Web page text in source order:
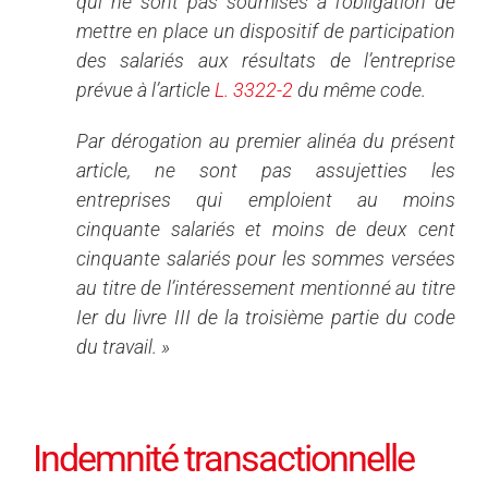
mettre en place un dispositif de participation
des salariés aux résultats de l’entreprise
prévue à l’article L. 3322-2 du même code.
Par dérogation au premier alinéa du présent
article, ne sont pas assujetties les
entreprises qui emploient au moins
cinquante salariés et moins de deux cent
cinquante salariés pour les sommes versées
au titre de l’intéressement mentionné au titre
Ier du livre III de la troisième partie du code
du travail. »
Indemnité transactionnelle